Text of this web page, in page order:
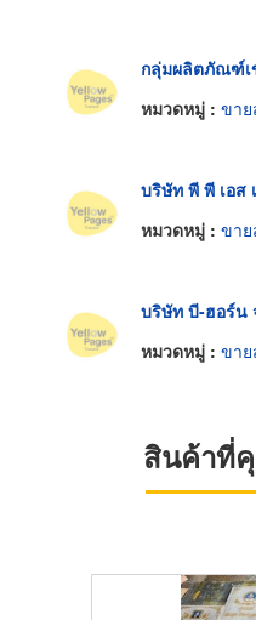
กลุ่มผลิตภัณฑ์เ
หมวดหมู่ : ขาย
บริษัท พี พี เอส
หมวดหมู่ : ขาย
บริษัท บี-ฮอร์น
หมวดหมู่ : ขาย
สินค้าที่